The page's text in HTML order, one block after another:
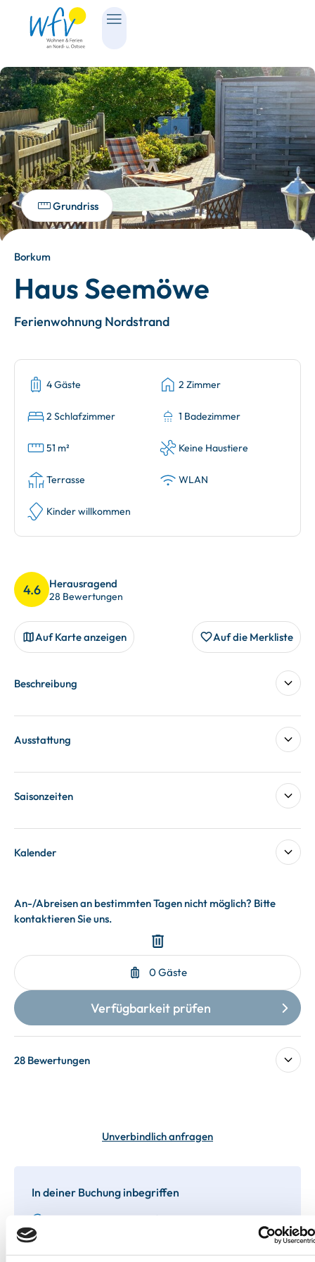
Grundriss
Borkum
Haus Seemöwe
Ferienwohnung Nordstrand
4 Gäste 2 Zimmer
2 Schlafzimmer 1 Badezimmer
51 m² Keine Haustiere
Terrasse WLAN
Kinder willkommen
4.6 Herausragend
28 Bewertungen
Auf Karte anzeigen Auf die Merkliste
Beschreibung
Ausstattung
Saisonzeiten
Kalender
28 Bewertungen
Unverbindlich anfragen
In deiner Buchung inbegriffen
Bis 60 Tage vorab kostenfrei stornieren
Endreinigung inklusive